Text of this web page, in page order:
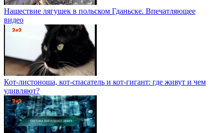
Нашествие лягушек в польском Гданьске. Впечатляющее
видео
Кот-листоноша, кот-спасатель и кот-гигант: где живут и чем
удивляют?